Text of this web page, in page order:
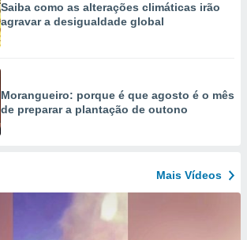
Saiba como as alterações climáticas irão
agravar a desigualdade global
Morangueiro: porque é que agosto é o mês
de preparar a plantação de outono
Mais Vídeos